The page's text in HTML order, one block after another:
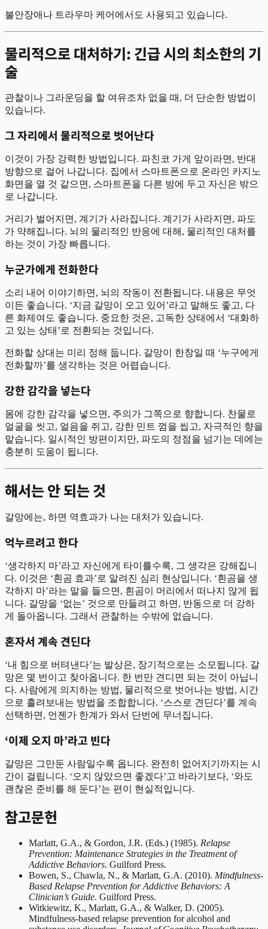
불안장애나 트라우마 케어에서도 사용되고 있습니다.
물리적으로 대처하기: 긴급 시의 최소한의 기
술
관찰이나 그라운딩을 할 여유조차 없을 때, 더 단순한 방법이
있습니다.
그 자리에서 물리적으로 벗어난다
이것이 가장 강력한 방법입니다. 파친코 가게 앞이라면, 반대
방향으로 걸어 나갑니다. 집에서 스마트폰으로 온라인 카지노
화면을 열 것 같으면, 스마트폰을 다른 방에 두고 자신은 밖으
로 나갑니다.
거리가 벌어지면, 계기가 사라집니다. 계기가 사라지면, 파도
가 약해집니다. 뇌의 물리적인 반응에 대해, 물리적인 대처를
하는 것이 가장 빠릅니다.
누군가에게 전화한다
소리 내어 이야기하면, 뇌의 작동이 전환됩니다. 내용은 무엇
이든 좋습니다. ‘지금 갈망이 오고 있어’라고 말해도 좋고, 다
른 화제여도 좋습니다. 중요한 것은, 고독한 상태에서 ‘대화하
고 있는 상태’로 전환되는 것입니다.
전화할 상대는 미리 정해 둡니다. 갈망이 한창일 때 ‘누구에게
전화할까’를 생각하는 것은 어렵습니다.
강한 감각을 넣는다
몸에 강한 감각을 넣으면, 주의가 그쪽으로 향합니다. 찬물로
얼굴을 씻고, 얼음을 쥐고, 강한 민트 껌을 씹고, 자극적인 향을
맡습니다. 일시적인 방편이지만, 파도의 정점을 넘기는 데에는
충분히 도움이 됩니다.
해서는 안 되는 것
갈망에는, 하면 역효과가 나는 대처가 있습니다.
억누르려고 한다
‘생각하지 마’라고 자신에게 타이를수록, 그 생각은 강해집니
다. 이것은 ‘흰곰 효과’로 알려진 심리 현상입니다. ‘흰곰을 생
각하지 마’라는 말을 들으면, 흰곰이 머리에서 떠나지 않게 됩
니다. 갈망을 ‘없는’ 것으로 만들려고 하면, 반동으로 더 강하
게 돌아옵니다. 그래서 관찰하는 수밖에 없습니다.
혼자서 계속 견딘다
‘내 힘으로 버텨낸다’는 발상은, 장기적으로는 소모됩니다. 갈
망은 몇 번이고 찾아옵니다. 한 번만 견디면 되는 것이 아닙니
다. 사람에게 의지하는 방법, 물리적으로 벗어나는 방법, 시간
으로 흘려보내는 방법을 조합합니다. ‘스스로 견딘다’를 계속
선택하면, 언젠가 한계가 와서 단번에 무너집니다.
‘이제 오지 마’라고 빈다
갈망은 그만둔 사람일수록 옵니다. 완전히 없어지기까지는 시
간이 걸립니다. ‘오지 않았으면 좋겠다’고 바라기보다, ‘와도
괜찮은 준비를 해 둔다’는 편이 현실적입니다.
참고문헌
Marlatt, G.A., & Gordon, J.R. (Eds.) (1985). Relapse
Prevention: Maintenance Strategies in the Treatment of
Addictive Behaviors. Guilford Press.
Bowen, S., Chawla, N., & Marlatt, G.A. (2010). Mindfulness-
Based Relapse Prevention for Addictive Behaviors: A
Clinician’s Guide. Guilford Press.
Witkiewitz, K., Marlatt, G.A., & Walker, D. (2005).
Mindfulness-based relapse prevention for alcohol and